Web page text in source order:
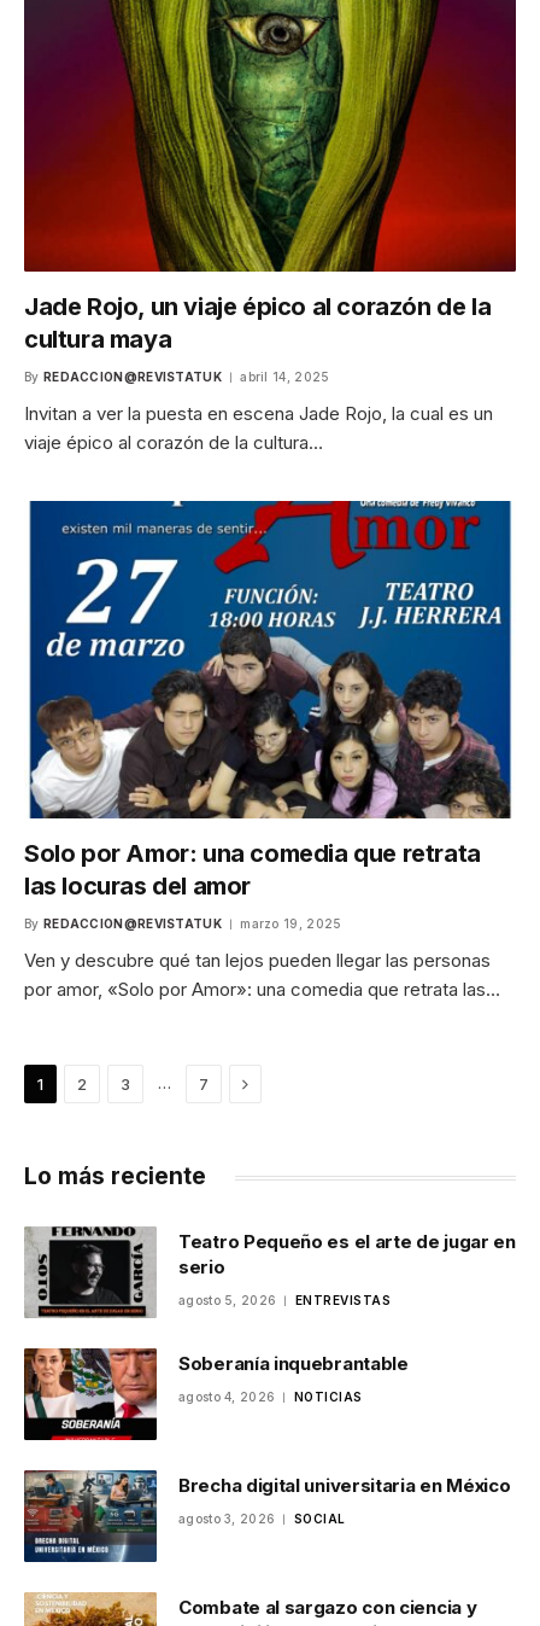
Jade Rojo, un viaje épico al corazón de la
cultura maya
By REDACCION@REVISTATUK abril 14, 2025
Invitan a ver la puesta en escena Jade Rojo, la cual es un
viaje épico al corazón de la cultura…
Solo por Amor: una comedia que retrata
las locuras del amor
By REDACCION@REVISTATUK marzo 19, 2025
Ven y descubre qué tan lejos pueden llegar las personas
por amor, «Solo por Amor»: una comedia que retrata las…
1 2 3 … 7 Next
Lo más reciente
Teatro Pequeño es el arte de jugar en
serio
agosto 5, 2026 ENTREVISTAS
Soberanía inquebrantable
agosto 4, 2026 NOTICIAS
Brecha digital universitaria en México
agosto 3, 2026 SOCIAL
Combate al sargazo con ciencia y